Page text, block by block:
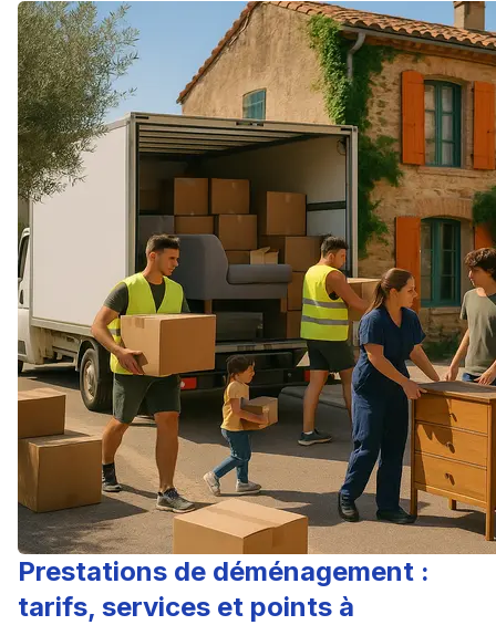
Prestations de déménagement :
tarifs, services et points à